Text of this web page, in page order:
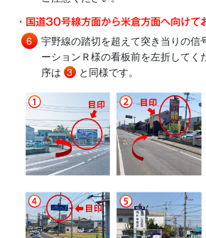
・国道30号線方面から米倉方面へ向けて
宇野線の踏切を超えて突き当りの信
ーションＲ様の看板前を左折してく
序は 3 と同様です。